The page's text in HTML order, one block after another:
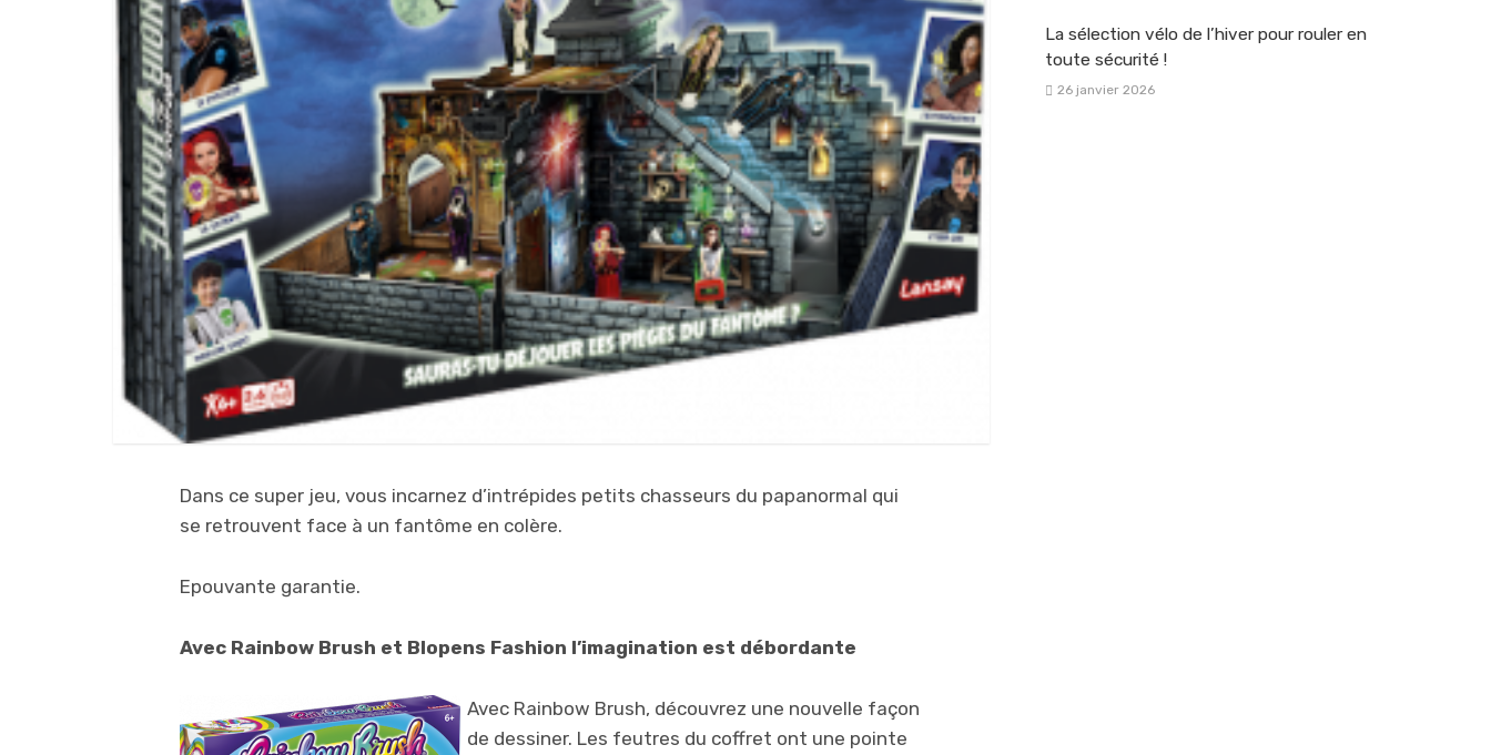
Dans ce super jeu, vous incarnez d’intrépides petits chasseurs du papanormal qui
se retrouvent face à un fantôme en colère.
Epouvante garantie.
Avec Rainbow Brush et Blopens Fashion l’imagination est débordante
Avec Rainbow Brush, découvrez une nouvelle façon
de dessiner. Les feutres du coffret ont une pointe
La sélection vélo de l’hiver pour rouler en
toute sécurité !
26 janvier 2026